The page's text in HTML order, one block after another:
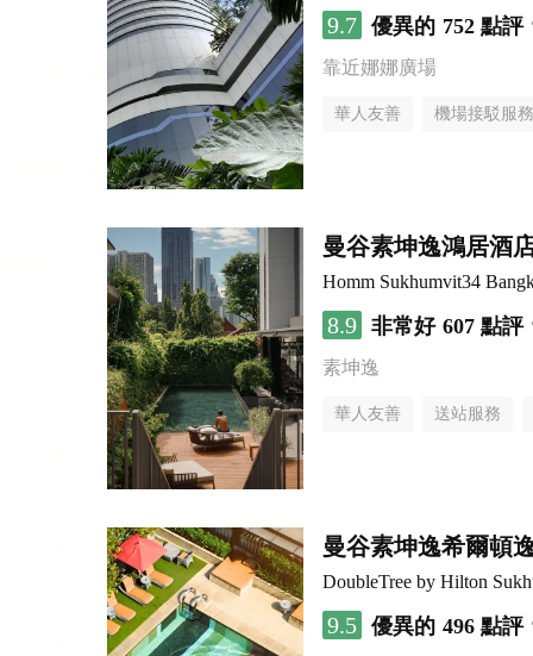
9.7 優異的 752 點評
靠近娜娜廣場
華人友善 機場接駁服務
曼谷素坤逸鴻居酒
Homm Sukhumvit34
8.9 非常好 607 點評
素坤逸
華人友善 送站服務
曼谷素坤逸希爾頓
DoubleTree by Hilton
9.5 優異的 496 點評